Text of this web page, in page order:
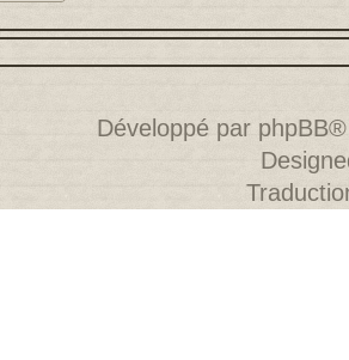
Développé par phpBB®